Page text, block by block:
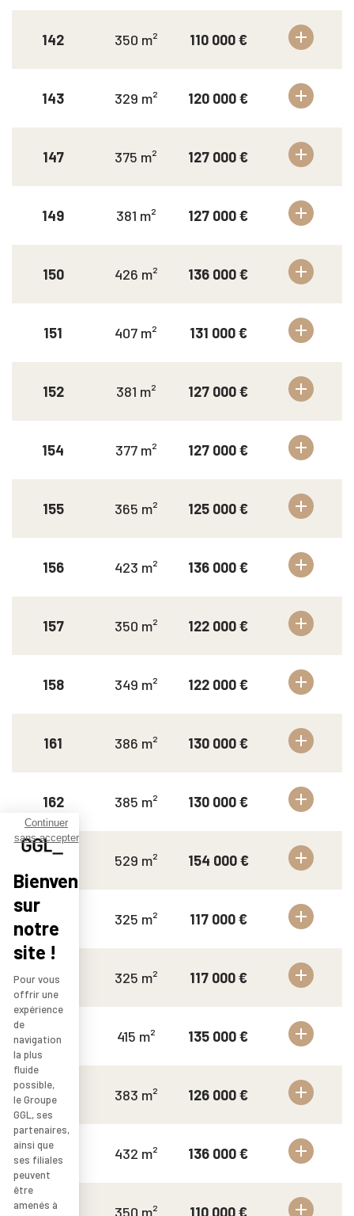
142 350 m² 110 000 €
143 329 m² 120 000 €
147 375 m² 127 000 €
149 381 m² 127 000 €
150 426 m² 136 000 €
151 407 m² 131 000 €
152 381 m² 127 000 €
154 377 m² 127 000 €
155 365 m² 125 000 €
156 423 m² 136 000 €
157 350 m² 122 000 €
158 349 m² 122 000 €
161 386 m² 130 000 €
162 385 m² 130 000 €
163 529 m² 154 000 €
325 m² 117 000 €
165 325 m² 117 000 €
166 415 m² 135 000 €
167 383 m² 126 000 €
168 432 m² 136 000 €
169 350 m² 110 000 €
Continuer
sans accepter
Bienvenue
sur
notre
site !
Pour vous
offrir une
expérience
de
navigation
la plus
fluide
possible,
le Groupe
GGL, ses
partenaires,
ainsi que
ses filiales
peuvent
être
amenés à